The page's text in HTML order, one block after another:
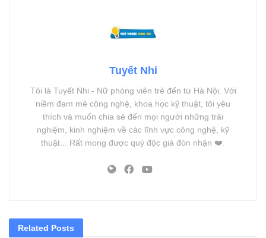
Tuyết Nhi
Tôi là Tuyết Nhi - Nữ phóng viên trẻ đến từ Hà Nội. Với
niềm đam mê công nghệ, khoa học kỹ thuật, tôi yêu
thích và muốn chia sẻ đến mọi người những trải
nghiệm, kinh nghiệm về các lĩnh vực công nghệ, kỹ
thuật... Rất mong được quý độc giả đón nhận ❤️.
Related Posts